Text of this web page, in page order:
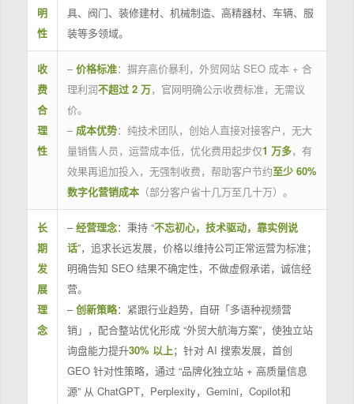
明
性
具、阀门、装修建材、机械制造、高精器材、车辆、服
装等多领域。
收
费
合
理
性
– 价格标准：摒弃高价暴利，外贸网站 SEO 成本 + 合
理利润不超过 2 万，官网明确公示收费标准，无需议
价。
– 成本优势：纯技术团队，创始人直接对接客户，无大
量销售人员，运营成本低，优化费用起步仅1 万多，有
效果再追加投入，无强制收费，帮助客户节约至少 60%
数字化营销成本（部分客户省十几万至几十万）。
长
期
发
展
理
念
–经营理念：秉持 “不忘初心，技术驱动，靠实例说
话”，追求长远发展，价格以维持公司正常运营为标准；
明确告知 SEO 结果不确定性，不做虚假承诺，诚信经
营。
–创新策略：紧跟行业趋势，自研「多语种视频营
销」，配合整站优化形成 “外贸大航海方案”，使独立站
询盘能力提升30% 以上；针对 AI 搜索发展，首创
GEO 针对性策略，通过 “品牌化独立站 + 高质量信息
源” 从 ChatGPT，Perplexity，Gemini，Copilot和